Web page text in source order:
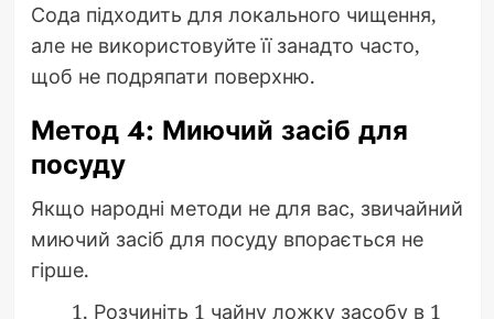
Сода підходить для локального чищення,
але не використовуйте її занадто часто,
щоб не подряпати поверхню.
Метод 4: Миючий засіб для
посуду
Якщо народні методи не для вас, звичайний
миючий засіб для посуду впорається не
гірше.
Розчиніть 1 чайну ложку засобу в 1